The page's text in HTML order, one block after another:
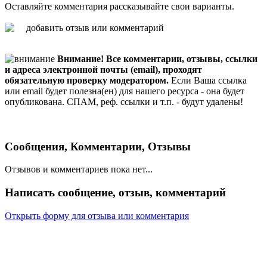
Оставляйте комментария рассказывайте свои варианты.
Внимание! Все комментарии, отзывы, ссылки
и адреса электронной почты (email), проходят
обязательную проверку модератором. Если Ваша ссылка
или email будет полезна(ен) для нашего ресурса - она будет
опубликована. СПАМ, реф. ссылки и т.п. - будут удалены!
Сообщения, Комментарии, Отзывы
Отзывов и комментариев пока нет...
Написать сообщение, отзыв, комментарий
Открыть форму для отзыва или комментария